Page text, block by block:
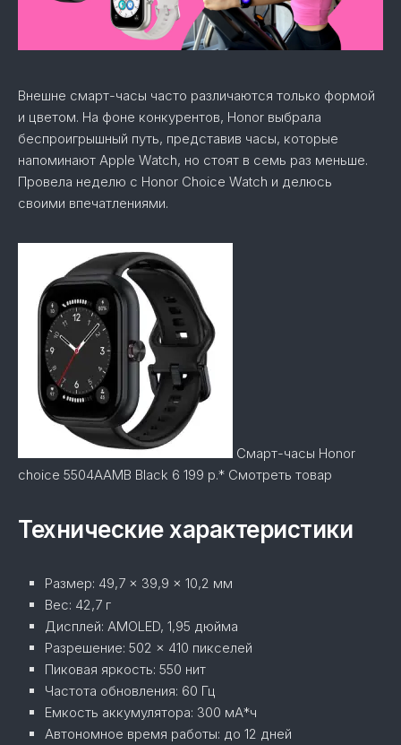
Внешне смарт-часы часто различаются только формой
и цветом. На фоне конкурентов, Honor выбрала
беспроигрышный путь, представив часы, которые
напоминают Apple Watch, но стоят в семь раз меньше.
Провела неделю с Honor Choice Watch и делюсь
своими впечатлениями.
Смарт-часы Honor
choice 5504AAMB Black 6 199 р.* Смотреть товар
Технические характеристики
Размер: 49,7 × 39,9 × 10,2 мм
Вес: 42,7 г
Дисплей: AMOLED, 1,95 дюйма
Разрешение: 502 × 410 пикселей
Пиковая яркость: 550 нит
Частота обновления: 60 Гц
Емкость аккумулятора: 300 мА*ч
Автономное время работы: до 12 дней